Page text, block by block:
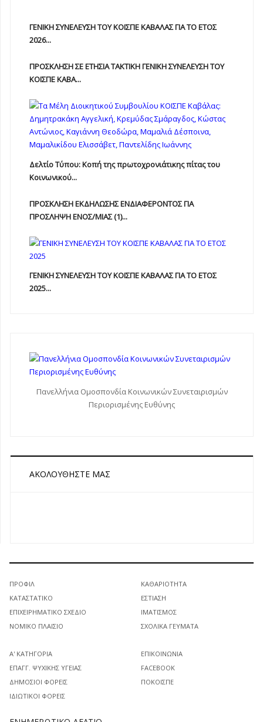
ΓΕΝΙΚΗ ΣΥΝΕΛΕΥΣΗ ΤΟΥ ΚΟΙΣΠΕ ΚΑΒΑΛΑΣ ΓΙΑ ΤΟ ΕΤΟΣ
2026...
ΠΡΟΣΚΛΗΣΗ ΣΕ ΕΤΗΣΙΑ TAKTIKH ΓΕΝΙΚΗ ΣΥΝΕΛΕΥΣΗ ΤΟΥ
ΚΟΙΣΠΕ ΚΑΒΑ...
Δελτίο Τύπου: Κοπή της πρωτοχρονιάτικης πίτας του
Κοινωνικού...
ΠΡΟΣΚΛΗΣΗ ΕΚΔΗΛΩΣΗΣ ΕΝΔΙΑΦΕΡΟΝΤΟΣ ΓΙΑ
ΠΡΟΣΛΗΨΗ ΕΝOΣ/ΜΙΑΣ (1)...
ΓΕΝΙΚΗ ΣΥΝΕΛΕΥΣΗ ΤΟΥ ΚΟΙΣΠΕ ΚΑΒΑΛΑΣ ΓΙΑ ΤΟ ΕΤΟΣ
2025...
Πανελλήνια Ομοσπονδία Κοινωνικών Συνεταιρισμών
Περιορισμένης Ευθύνης
ΑΚΟΛΟΥΘΉΣΤΕ ΜΑΣ
ΠΡΟΦΊΛ
ΚΑΤΑΣΤΑΤΙΚΌ
ΕΠΙΧΕΙΡΗΜΑΤΙΚΌ ΣΧΈΔΙΟ
ΝΟΜΙΚΌ ΠΛΑΊΣΙΟ
ΚΑΘΑΡΙΌΤΗΤΑ
ΕΣΤΊΑΣΗ
ΙΜΑΤΙΣΜΌΣ
ΣΧΟΛΙΚΆ ΓΕΎΜΑΤΑ
Α' ΚΑΤΗΓΟΡΊΑ
ΕΠΑΓΓ. ΨΥΧΙΚΉΣ ΥΓΕΊΑΣ
ΔΗΜΌΣΙΟΙ ΦΟΡΕΊΣ
ΙΔΙΩΤΙΚΟΊ ΦΟΡΕΊΣ
ΕΠΙΚΟΙΝΩΝΊΑ
FACEBOOK
ΠΟΚΟΙΣΠΕ